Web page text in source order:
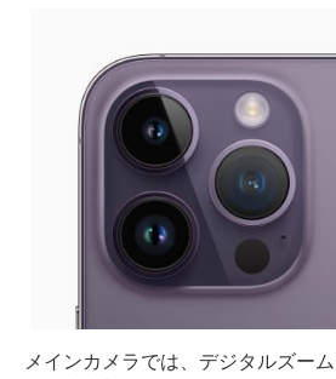
メインカメラでは、デジタルズー